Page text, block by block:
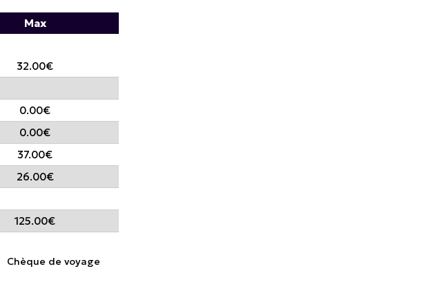
Max
32.00€
0.00€
0.00€
37.00€
26.00€
125.00€
Chèque de voyage